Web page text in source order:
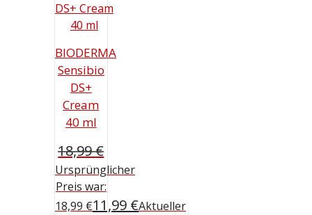
BIODERMA
Sensibio
DS+
Cream
40 ml
18,99€
Ursprünglicher
Preis war:
18,99 €11,99 €Aktueller